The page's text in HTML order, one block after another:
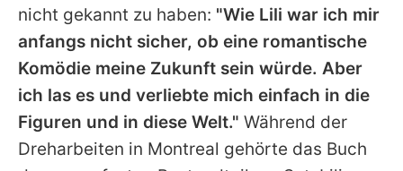
nicht gekannt zu haben: "Wie Lili war ich mir
anfangs nicht sicher, ob eine romantische
Komödie meine Zukunft sein würde. Aber
ich las es und verliebte mich einfach in die
Figuren und in diese Welt." Während der
Dreharbeiten in Montreal gehörte das Buch